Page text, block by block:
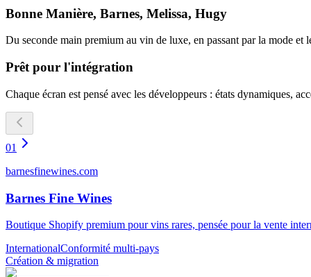
Bonne Manière, Barnes, Melissa, Hugy
Du seconde main premium au vin de luxe, en passant par la mode
Prêt pour l'intégration
Chaque écran est pensé avec les développeurs : états dynamiques,
01
barnesfinewines.com
Barnes Fine Wines
Boutique Shopify premium pour vins rares, pensée pour la vente
InternationalConformité multi-pays
Création & migration